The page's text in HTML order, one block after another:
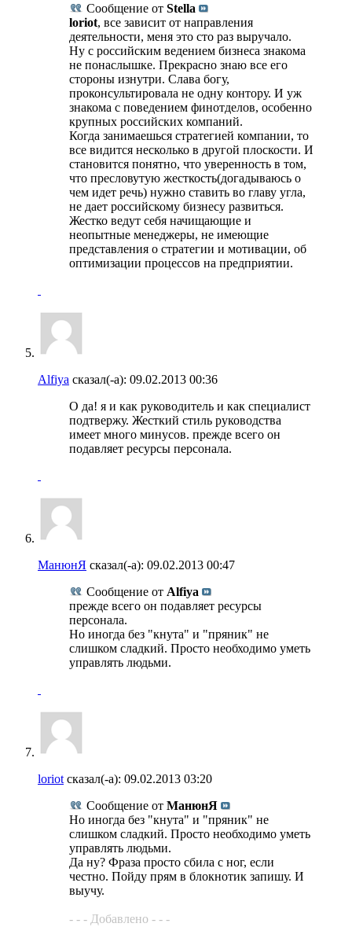
Сообщение от Stella
loriot, все зависит от направления
деятельности, меня это сто раз выручало.
Ну с российским ведением бизнеса знакома
не понаслышке. Прекрасно знаю все его
стороны изнутри. Слава богу,
проконсультировала не одну контору. И уж
знакома с поведением финотделов, особенно
крупных российских компаний.
Когда занимаешься стратегией компании, то
все видится несколько в другой плоскости. И
становится понятно, что уверенность в том,
что пресловутую жесткость(догадываюсь о
чем идет речь) нужно ставить во главу угла,
не дает российскому бизнесу развиться.
Жестко ведут себя начищающие и
неопытные менеджеры, не имеющие
представления о стратегии и мотивации, об
оптимизации процессов на предприятии.
Alfiya сказал(-а): 09.02.2013 00:36
О да! я и как руководитель и как специалист
подтвержу. Жесткий стиль руководства
имеет много минусов. прежде всего он
подавляет ресурсы персонала.
МанюнЯ сказал(-а): 09.02.2013 00:47
Сообщение от Alfiya
прежде всего он подавляет ресурсы
персонала.
Но иногда без "кнута" и "пряник" не
слишком сладкий. Просто необходимо уметь
управлять людьми.
loriot сказал(-а): 09.02.2013 03:20
Сообщение от МанюнЯ
Но иногда без "кнута" и "пряник" не
слишком сладкий. Просто необходимо уметь
управлять людьми.
Да ну? Фраза просто сбила с ног, если
честно. Пойду прям в блокнотик запишу. И
выучу.
- - - Добавлено - - -